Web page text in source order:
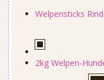
Welpensticks
2kg Welpen-